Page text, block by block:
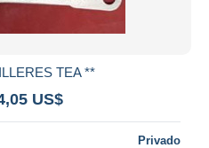
TEA **
US$
Privado